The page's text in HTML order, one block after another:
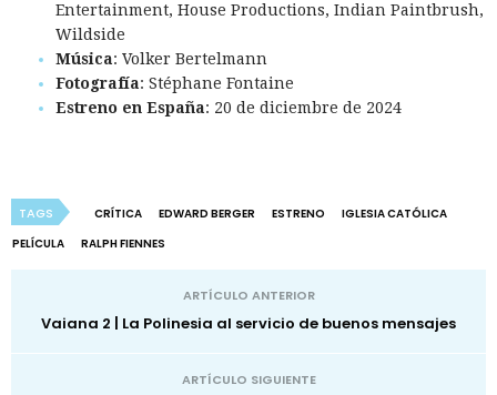
Entertainment, House Productions, Indian Paintbrush,
Wildside
Música: Volker Bertelmann
Fotografía: Stéphane Fontaine
Estreno en España: 20 de diciembre de 2024
TAGS CRÍTICA EDWARD BERGER ESTRENO
IGLESIA CATÓLICA
PELÍCULA
RALPH FIENNES
ARTÍCULO ANTERIOR
Vaiana 2 | La Polinesia al servicio de buenos mensajes
ARTÍCULO SIGUIENTE